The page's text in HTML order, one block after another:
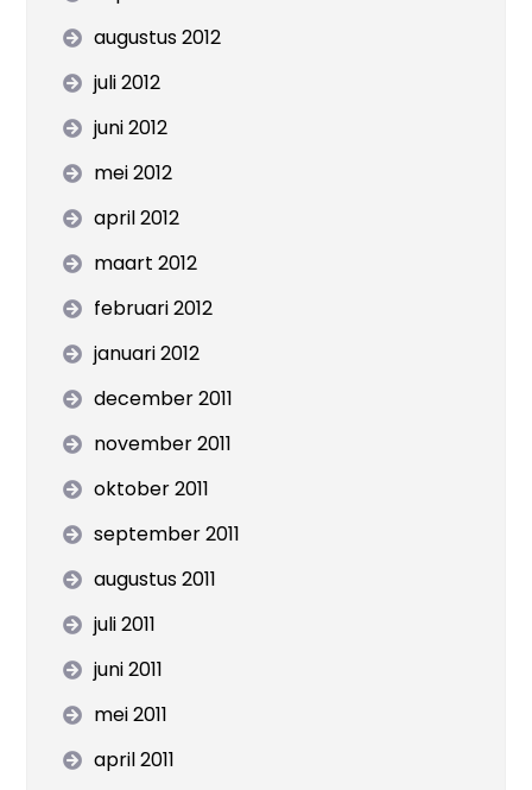
augustus 2012
juli 2012
juni 2012
mei 2012
april 2012
maart 2012
februari 2012
januari 2012
december 2011
november 2011
oktober 2011
september 2011
augustus 2011
juli 2011
juni 2011
mei 2011
april 2011